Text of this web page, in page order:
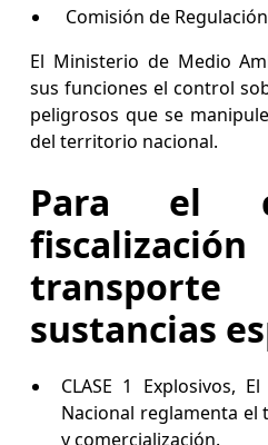
Comisión de
El Ministerio de Medio
sus funciones el control
peligrosos que se
del territorio nacional.
Para el
sustancias
CLASE 1 Explosivos,
Nacional reglamenta
y comercialización.